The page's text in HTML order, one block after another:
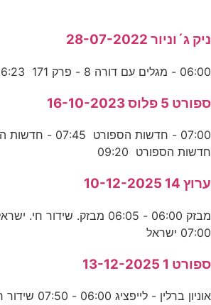
ניק ג´וניור 28-07-2022
06:00 - מגלים עם דורה 8 - פרק 171 06:23 - קפה אפונית
ספורט 5 פלוס 16-10-2023
חדשות הספורט 09:20
ערוץ 14 10-12-2025
07:00 ישראל
ספורט 1 13-12-2025
אוניון ברלין -